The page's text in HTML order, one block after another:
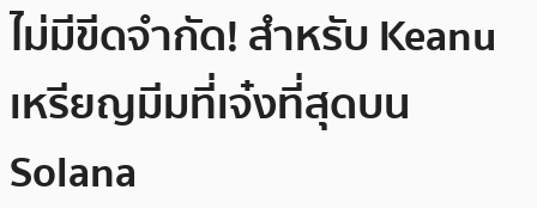
ไม่มีขีดจำกัด! สำหรับ Keanu
เหรียญมีมที่เจ๋งที่สุดบน
Solana